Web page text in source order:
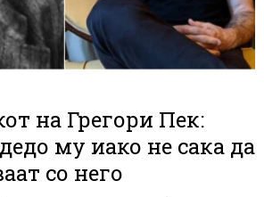
на Грегори Пек:
му иако не сака да
со него